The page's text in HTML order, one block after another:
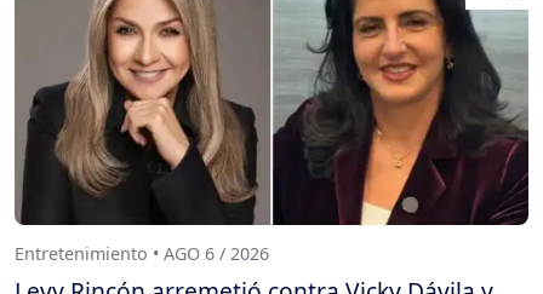
Entretenimiento • AGO 6 / 2026